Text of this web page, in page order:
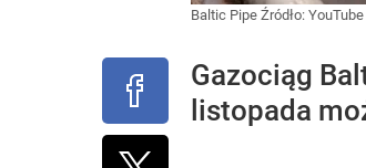
Baltic Pipe Źródło: YouTube
Gazociąg
listopada